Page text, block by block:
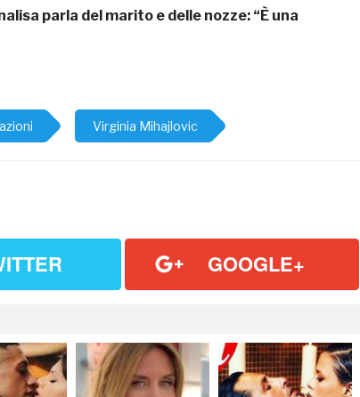
parla del marito e delle nozze: “È una
Virginia Mihajlovic
GOOGLE+